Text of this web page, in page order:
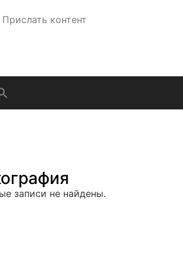
Прислать контент
записи не найдены.